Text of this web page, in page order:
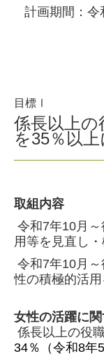
GLTD制度
健康経営への
お問い合わせ
プライバシーポリ
計画期間：令
目標Ⅰ
係長以上の
を35％以
取組内容
令和7年10月
用等を見直し・
令和7年10月
性の積極的活用
女性の活躍に
係長以上の役
34％ （令和8年